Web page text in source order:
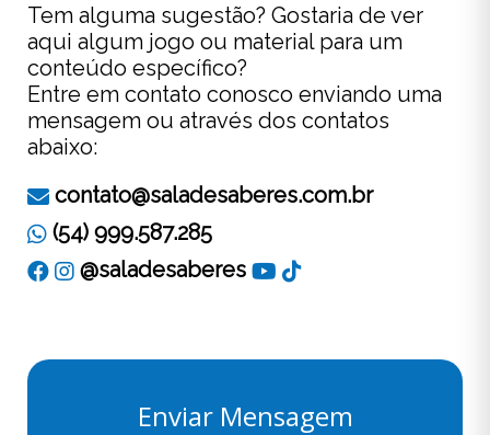
Enviar Mensagem
Tem alguma sugestão? Gostaria de ver
aqui algum jogo ou material para um
conteúdo específico?
Entre em contato conosco enviando uma
mensagem ou através dos contatos
abaixo:
contato@saladesaberes.com.br
(54) 999.587.285
@saladesaberes